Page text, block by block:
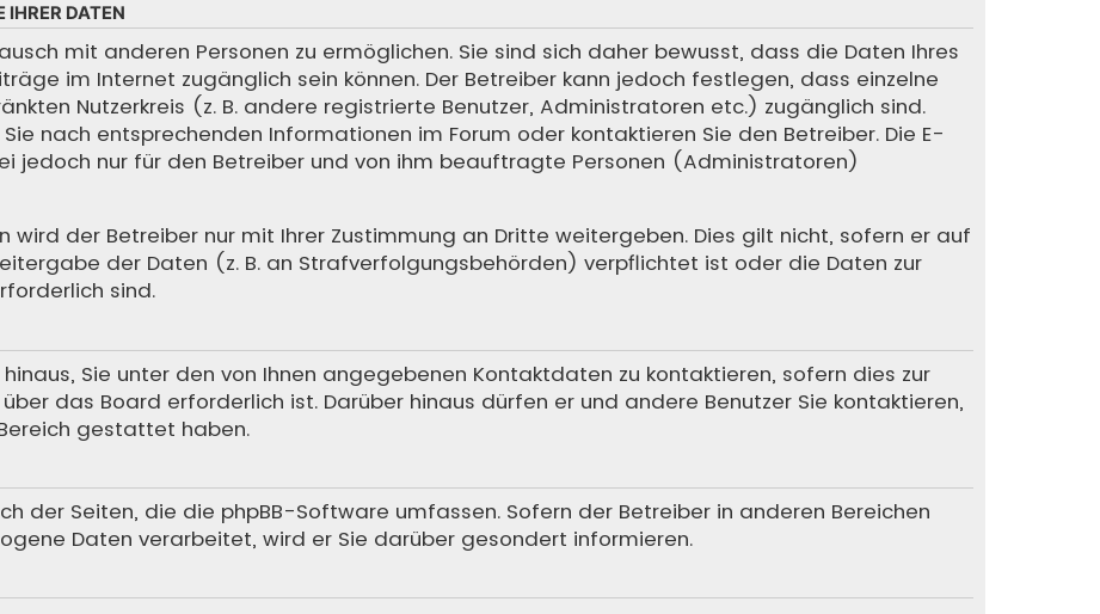
IHRER DATEN
mit anderen Personen zu ermöglichen. Sie sind sich daher bewusst, dass die Daten Ihres
im Internet zugänglich sein können. Der Betreiber kann jedoch festlegen, dass einzelne
Nutzerkreis (z. B. andere registrierte Benutzer, Administratoren etc.) zugänglich sind.
nach entsprechenden Informationen im Forum oder kontaktieren Sie den Betreiber. Die E-
jedoch nur für den Betreiber und von ihm beauftragte Personen (Administratoren)
der Betreiber nur mit Ihrer Zustimmung an Dritte weitergeben. Dies gilt nicht, sofern er auf
der Daten (z. B. an Strafverfolgungsbehörden) verpflichtet ist oder die Daten zur
sind.
Sie unter den von Ihnen angegebenen Kontaktdaten zu kontaktieren, sofern dies zur
das Board erforderlich ist. Darüber hinaus dürfen er und andere Benutzer Sie kontaktieren,
gestattet haben.
der Seiten, die die phpBB-Software umfassen. Sofern der Betreiber in anderen Bereichen
Daten verarbeitet, wird er Sie darüber gesondert informieren.